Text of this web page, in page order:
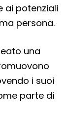
ai potenziali
persona.
una
i suoi
parte di